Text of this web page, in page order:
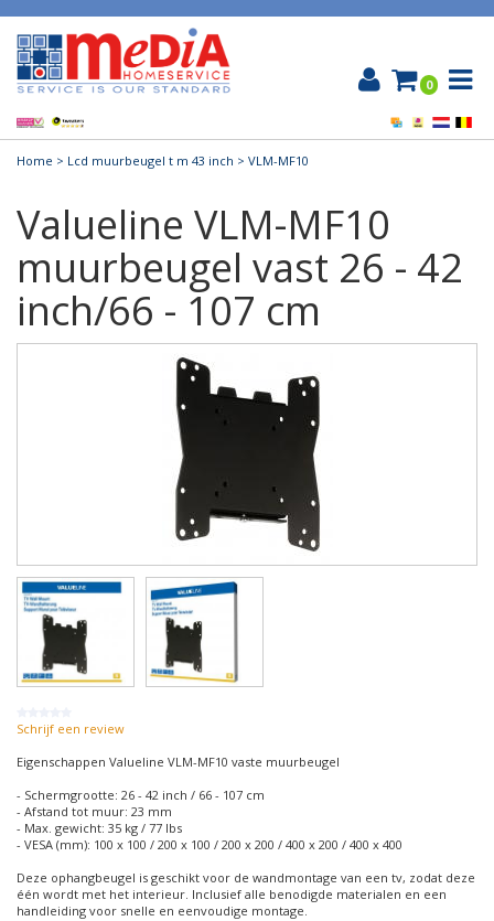
0
Home > Lcd muurbeugel t m 43 inch > VLM-MF10
Valueline VLM-MF10
muurbeugel vast 26 - 42
inch/66 - 107 cm
Schrijf een review
Eigenschappen Valueline VLM-MF10 vaste muurbeugel
- Schermgrootte: 26 - 42 inch / 66 - 107 cm
- Afstand tot muur: 23 mm
- Max. gewicht: 35 kg / 77 lbs
- VESA (mm): 100 x 100 / 200 x 100 / 200 x 200 / 400 x 200 / 400 x 400
Deze ophangbeugel is geschikt voor de wandmontage van een tv, zodat deze
één wordt met het interieur. Inclusief alle benodigde materialen en een
handleiding voor snelle en eenvoudige montage.